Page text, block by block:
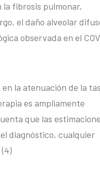
la fibrosis pulmonar,
el daño alveolar
observada en el
la atenuación de la
es ampliamente
que las
diagnóstico, cualquier